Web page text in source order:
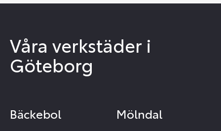
Våra verkstäder i
Göteborg
Bäckebol Mölndal